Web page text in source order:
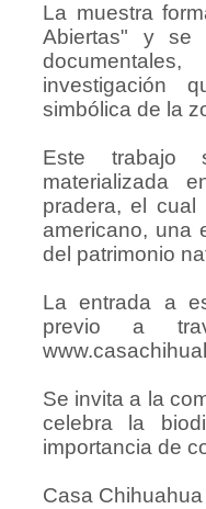
La muestra
Abiertas" y se
investigación
simbólica de la
Este trabajo
materializada
pradera, el
americano, una
del patrimonio
La entrada a
previo a
Se invita a la
celebra la
importancia de
Casa